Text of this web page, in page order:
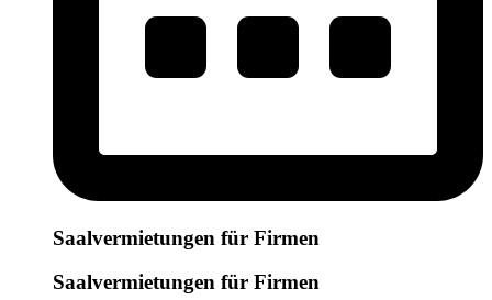
Saalvermietungen für Firmen
Saalvermietungen für Firmen